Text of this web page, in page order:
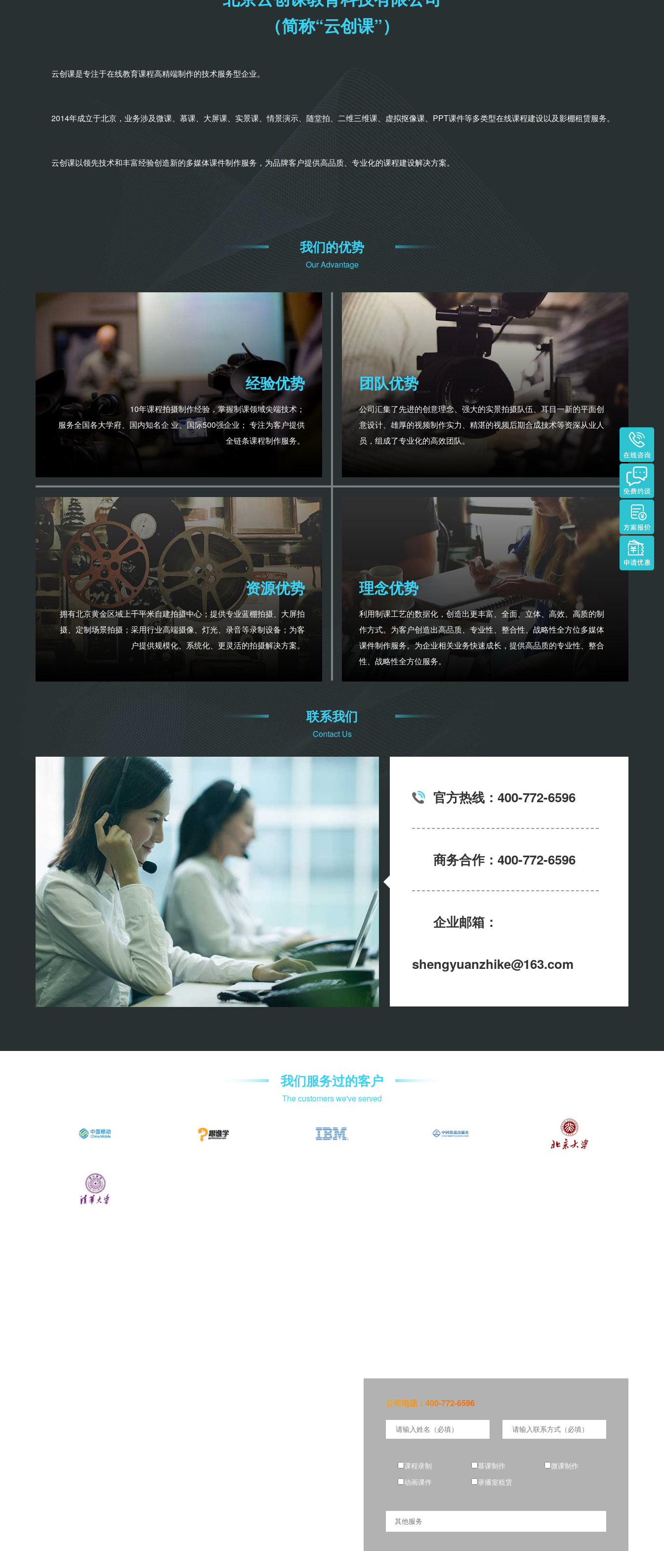
（简称“云创课”）
云创课是专注于在线教育课程高精端制作的技术服务型企业。
2014年成立于北京，业务涉及微课、慕课、大屏课、实景课、情景演示、随堂拍、二维三维课、虚拟抠像课、PPT课件等多类型在线课程建设以及影棚租赁服务。
云创课以领先技术和丰富经验创造新的多媒体课件制作服务，为品牌客户提供高品质、专业化的课程建设解决方案。
我们的优势
Our Advantage
经验优势
10年课程拍摄制作经验，掌握制课领域尖端技术；
服务全国各大学府、国内知名企 业、国际500强企业； 专注为客户提供
全链条课程制作服务。
团队优势
公司汇集了先进的创意理念、强大的实景拍摄队伍、耳目一新的平面创
意设计、雄厚的视频制作实力、精湛的视频后期合成技术等资深从业人
员，组成了专业化的高效团队。
资源优势
拥有北京黄金区域上千平米自建拍摄中心；提供专业蓝棚拍摄、大屏拍
摄、定制场景拍摄；采用行业高端摄像、灯光、录音等录制设备；为客
户提供规模化、系统化、更灵活的拍摄解决方案。
理念优势
利用制课工艺的数据化，创造出更丰富、全面、立体、高效、高质的制
作方式。为客户创造出高品质、专业性、整合性、战略性全方位多媒体
课件制作服务。为企业相关业务快速成长，提供高品质的专业性、整合
性、战略性全方位服务。
联系我们
Contact Us
官方热线：400-772-6596
商务合作：400-772-6596
企业邮箱：
shengyuanzhike@163.com
我们服务过的客户
The customers we've served
公司电话：400-772-6596
课程录制 慕课制作
微课制作
动画课件
录播室租赁